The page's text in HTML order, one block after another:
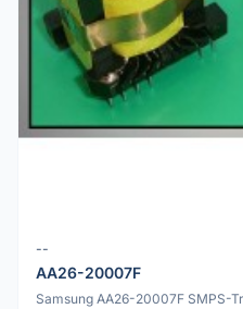
--
AA26-20007F
Samsung AA26-20007F SMPS-